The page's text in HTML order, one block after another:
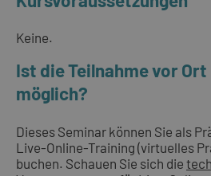
Keine.
Ist die Teilnahme vor
möglich?
Dieses Seminar können Sie als
Live-Online-Training (virtuelles
buchen. Schauen Sie sich die